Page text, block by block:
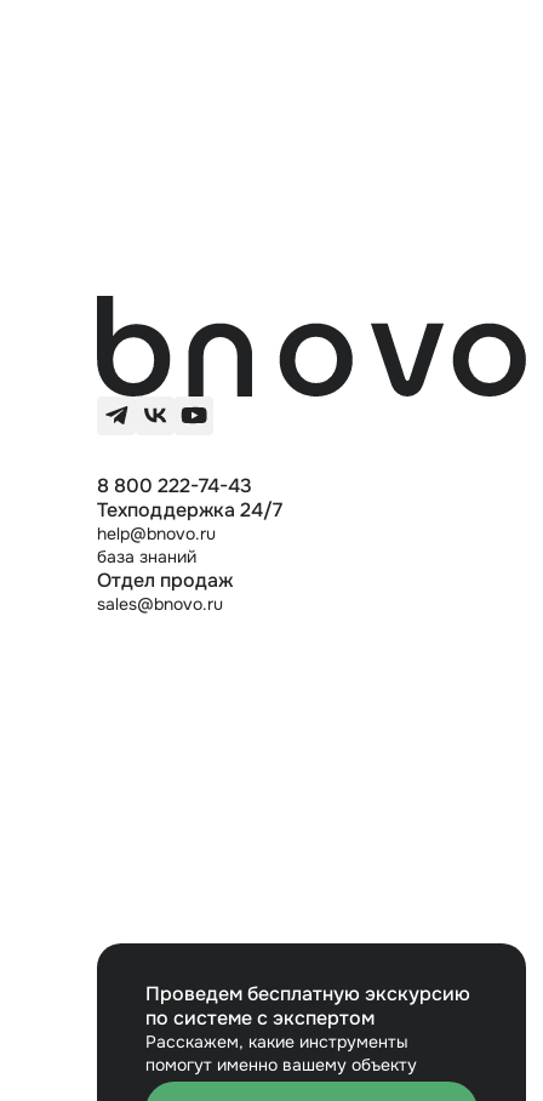
8 800 222-74-43
Техподдержка 24/7
help@bnovo.ru
база знаний
Отдел продаж
sales@bnovo.ru
Проведем бесплатную экскурсию
по системе с экспертом
Расскажем, какие инструменты
помогут именно вашему объекту